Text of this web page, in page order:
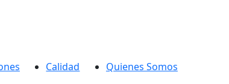
Calidad Quienes Somos